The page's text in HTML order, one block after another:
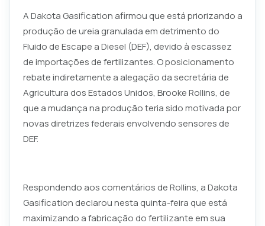
A Dakota Gasification afirmou que está priorizando a
produção de ureia granulada em detrimento do
Fluido de Escape a Diesel (DEF), devido à escassez
de importações de fertilizantes. O posicionamento
rebate indiretamente a alegação da secretária de
Agricultura dos Estados Unidos, Brooke Rollins, de
que a mudança na produção teria sido motivada por
novas diretrizes federais envolvendo sensores de
DEF.
Respondendo aos comentários de Rollins, a Dakota
Gasification declarou nesta quinta-feira que está
maximizando a fabricação do fertilizante em sua